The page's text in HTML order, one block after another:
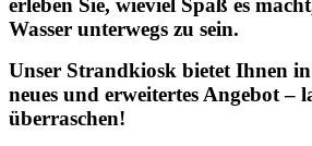
erleben Sie, wieviel Spaß es
Wasser unterwegs zu sein.
Unser Strandkiosk bietet Ihnen
neues und erweitertes Angebot –
überraschen!